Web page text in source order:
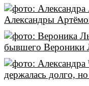
Александры
бывшего Вероники
держалась долго,